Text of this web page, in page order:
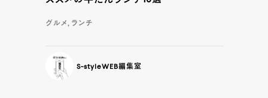
グルメ, ランチ
S-styleWEB編集室